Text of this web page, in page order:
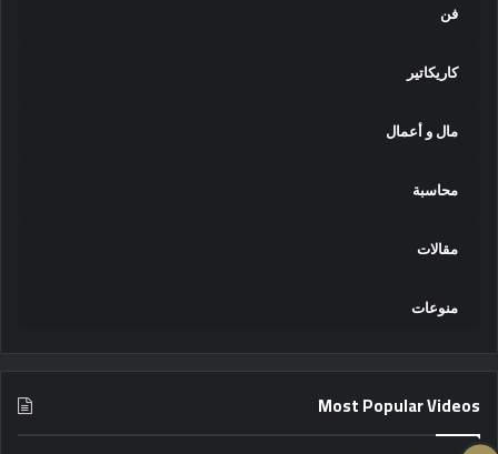
فن
كاريكاتير
مال و أعمال
محاسبة
مقالات
منوعات
Most Popular Videos